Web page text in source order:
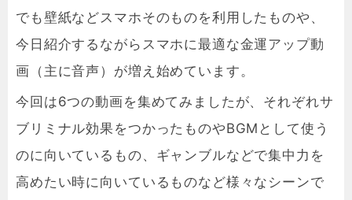
でも壁紙などスマホそのものを利用したものや、
今日紹介するながらスマホに最適な金運アップ動
画（主に音声）が増え始めています。
今回は6つの動画を集めてみましたが、それぞれサ
ブリミナル効果をつかったものやBGMとして使う
のに向いているもの、ギャンブルなどで集中力を
高めたい時に向いているものなど様々なシーンで